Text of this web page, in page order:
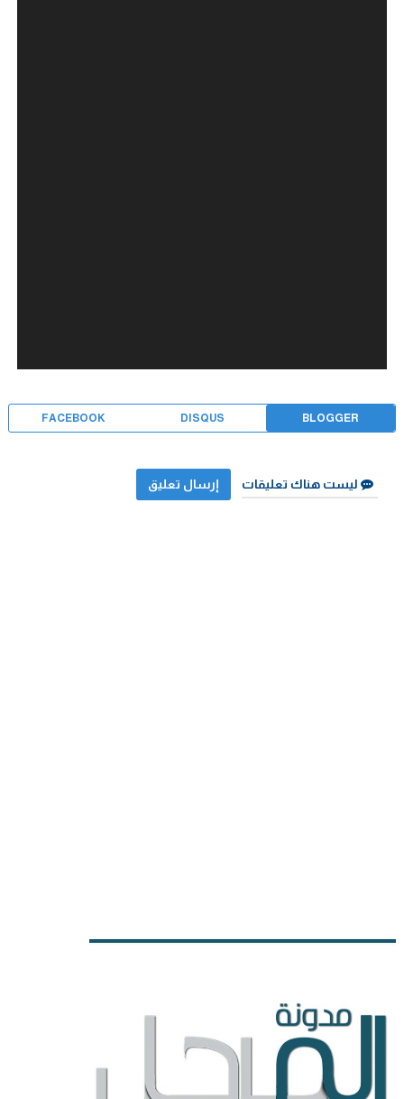
BLOGGER
DISQUS
FACEBOOK
ليست هناك تعليقات إرسال تعليق